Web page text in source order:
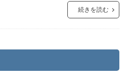
続きを読む